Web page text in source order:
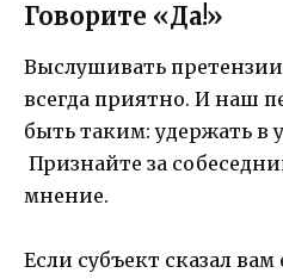
Говорите «Да!»
Выслушивать претензии
всегда приятно. И наш
быть таким: удержать в
Признайте за
мнение.
Если субъект сказал